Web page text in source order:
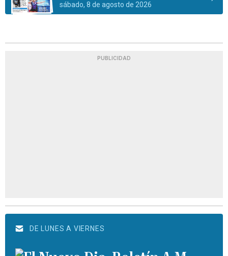
sábado, 8 de agosto de 2026
PUBLICIDAD
DE LUNES A VIERNES